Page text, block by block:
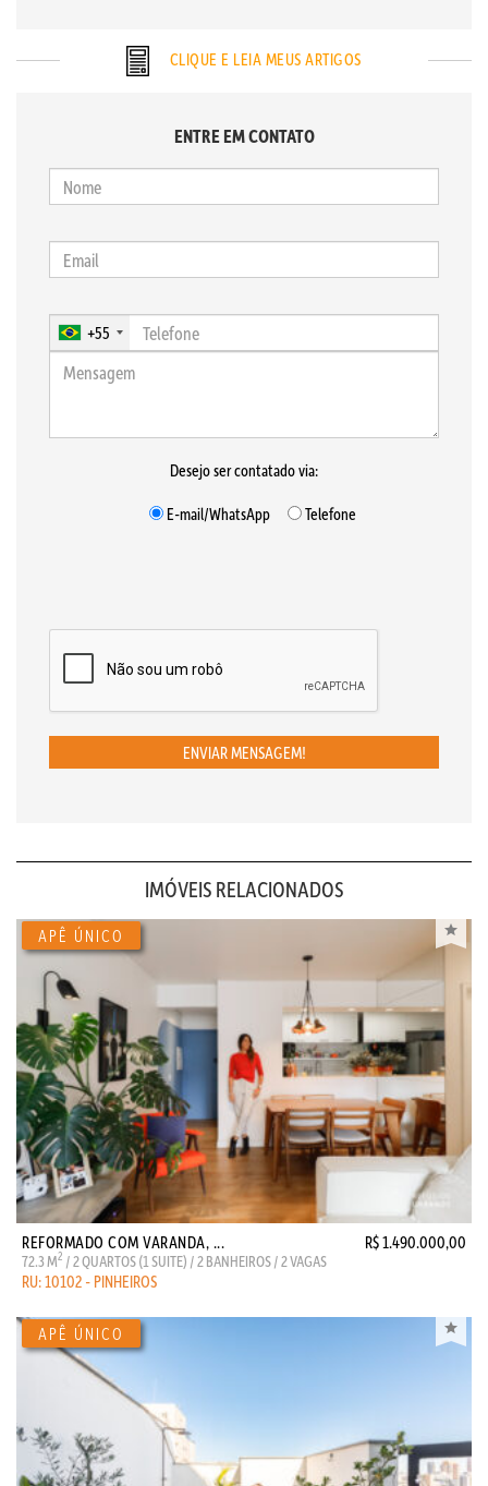
CLIQUE E LEIA MEUS ARTIGOS
ENTRE EM CONTATO
+55
Desejo ser contatado via:
E-mail/WhatsApp
Telefone
ENVIAR MENSAGEM!
IMÓVEIS RELACIONADOS
REFORMADO COM VARANDA, ... R$ 1.490.000,00
72.3 M2 / 2 QUARTOS (1 SUITE) / 2 BANHEIROS / 2 VAGAS
RU: 10102 - PINHEIROS